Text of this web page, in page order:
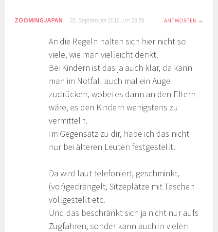
ZOOMINGJAPAN 28. September 2012 um 23:59 ANTWORTEN
An die Regeln halten sich hier nicht so
viele, wie man vielleicht denkt.
Bei Kindern ist das ja auch klar, da kann
man im Notfall auch mal ein Auge
zudrücken, wobei es dann an den Eltern
wäre, es den Kindern wenigstens zu
vermitteln.
Im Gegensatz zu dir, habe ich das nicht
nur bei älteren Leuten festgestellt.
Da wird laut telefoniert, geschminkt,
(vor)gedrängelt, Sitzeplätze mit Taschen
vollgestellt etc.
Und das beschränkt sich ja nicht nur aufs
Zugfahren, sonder kann auch in vielen